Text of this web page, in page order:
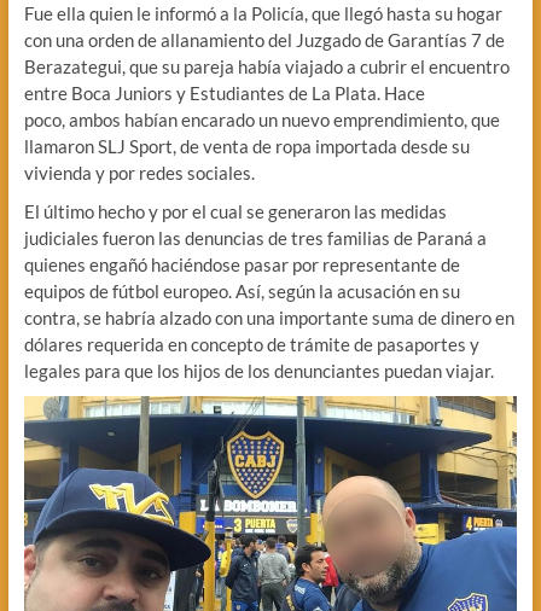
Fue ella quien le informó a la Policía, que llegó hasta su hogar
con una orden de allanamiento del Juzgado de Garantías 7 de
Berazategui, que su pareja había viajado a cubrir el encuentro
entre Boca Juniors y Estudiantes de La Plata. Hace
poco, ambos habían encarado un nuevo emprendimiento, que
llamaron SLJ Sport, de venta de ropa importada desde su
vivienda y por redes sociales.
El último hecho y por el cual se generaron las medidas
judiciales fueron las denuncias de tres familias de Paraná a
quienes engañó haciéndose pasar por representante de
equipos de fútbol europeo. Así, según la acusación en su
contra, se habría alzado con una importante suma de dinero en
dólares requerida en concepto de trámite de pasaportes y
legales para que los hijos de los denunciantes puedan viajar.